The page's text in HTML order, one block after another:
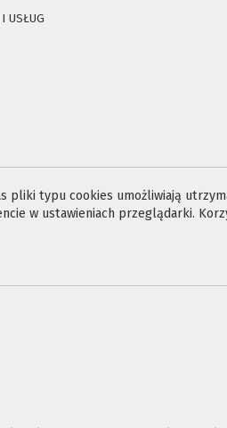
USŁUG
pliki typu cookies umożliwiają
w ustawieniach przeglądarki.